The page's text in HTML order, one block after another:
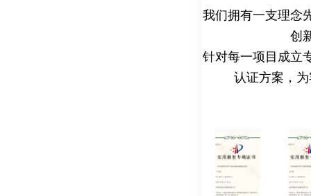
使用。
- CPSIA：限制儿
3. 中国标准：
- GB 9685-2016：
（OP）的限值。
五、为何需要酚类化
1. 法律强制要求：
我们拥有一支理念
创
针对每一项目成立
认证方案，